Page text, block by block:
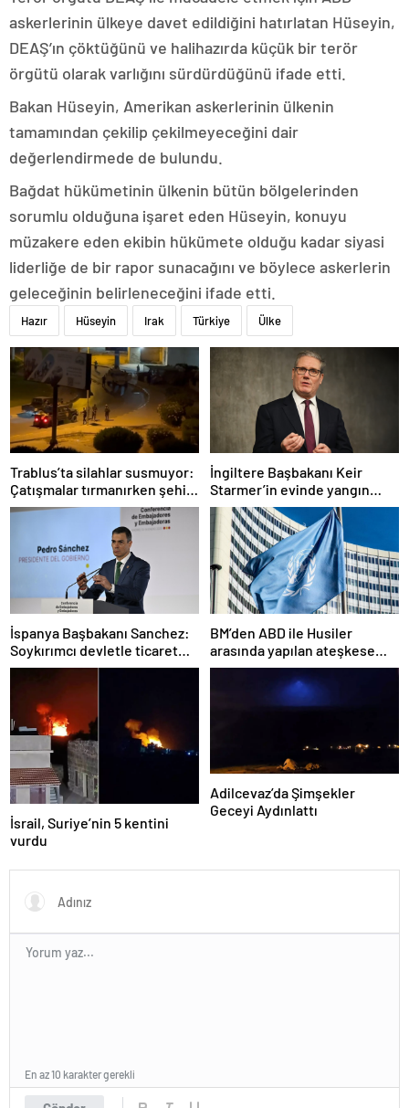
askerlerinin ülkeye davet edildiğini hatırlatan Hüseyin,
DEAŞ’ın çöktüğünü ve halihazırda küçük bir terör
örgütü olarak varlığını sürdürdüğünü ifade etti.
Bakan Hüseyin, Amerikan askerlerinin ülkenin
tamamından çekilip çekilmeyeceğini dair
değerlendirmede de bulundu.
Bağdat hükümetinin ülkenin bütün bölgelerinden
sorumlu olduğuna işaret eden Hüseyin, konuyu
müzakere eden ekibin hükümete olduğu kadar siyasi
liderliğe de bir rapor sunacağını ve böylece askerlerin
geleceğinin belirleneceğini ifade etti.
Hazır Hüseyin Irak Türkiye Ülke
Trablus’ta silahlar susmuyor:
Çatışmalar tırmanırken şehir
alarmda
İngiltere Başbakanı Keir
Starmer’in evinde yangın
çıktı
İspanya Başbakanı Sanchez:
Soykırımcı devletle ticaret
yapmayız
BM’den ABD ile Husiler
arasında yapılan ateşkese
ilişkin değerlendirme
İsrail, Suriye’nin 5 kentini
vurdu
Adilcevaz’da Şimşekler
Geceyi Aydınlattı
En az 10 karakter gerekli